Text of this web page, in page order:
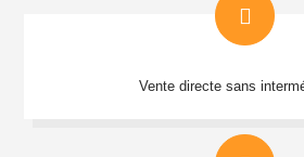
Vente directe sans